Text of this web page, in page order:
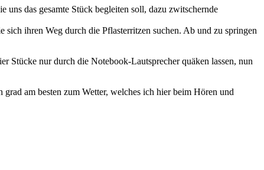
uns das gesamte Stück begleiten soll, dazu zwitschernde
ihren Weg durch die Pflasterritzen suchen. Ab und zu springen
Stücke nur durch die Notebook-Lautsprecher quäken lassen, nun
am besten zum Wetter, welches ich hier beim Hören und